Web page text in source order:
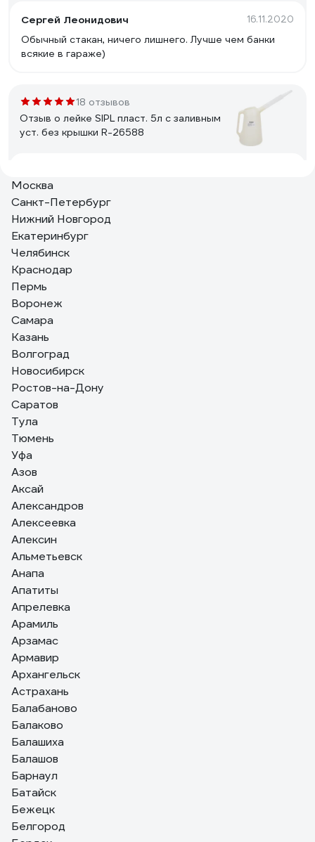
Сергей Леонидович 16.11.2020
Обычный стакан, ничего лишнего. Лучше чем банки
всякие в гараже)
18 отзывов
Отзыв о лейке SIPL пласт. 5л с заливным
уст. без крышки R-26588
Сама бочка хорошая
6 отзывов
Отзыв об емкости мерной Rockforce 1 л
RF-887C001
Максим К.
удобная, небольшая
Москва
Санкт-Петербург
Нижний Новгород
Екатеринбург
Челябинск
Краснодар
Пермь
Воронеж
Самара
Казань
Волгоград
Новосибирск
Ростов-на-Дону
Саратов
Тула
Тюмень
Уфа
Азов
Аксай
Александров
Алексеевка
Алексин
Альметьевск
Анапа
Апатиты
Апрелевка
Арамиль
Арзамас
Армавир
Архангельск
Астрахань
Балабаново
Балаково
Балашиха
Балашов
Барнаул
Батайск
Бежецк
Белгород